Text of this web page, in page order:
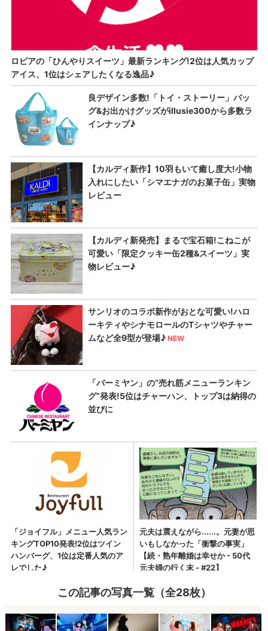
この記事の写真一覧（全28枚）